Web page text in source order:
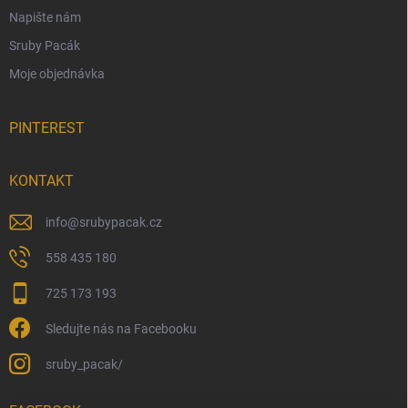
Napište nám
Sruby Pacák
Moje objednávka
PINTEREST
KONTAKT
info@srubypacak.cz
558 435 180
725 173 193
Sledujte nás na Facebooku
sruby_pacak/